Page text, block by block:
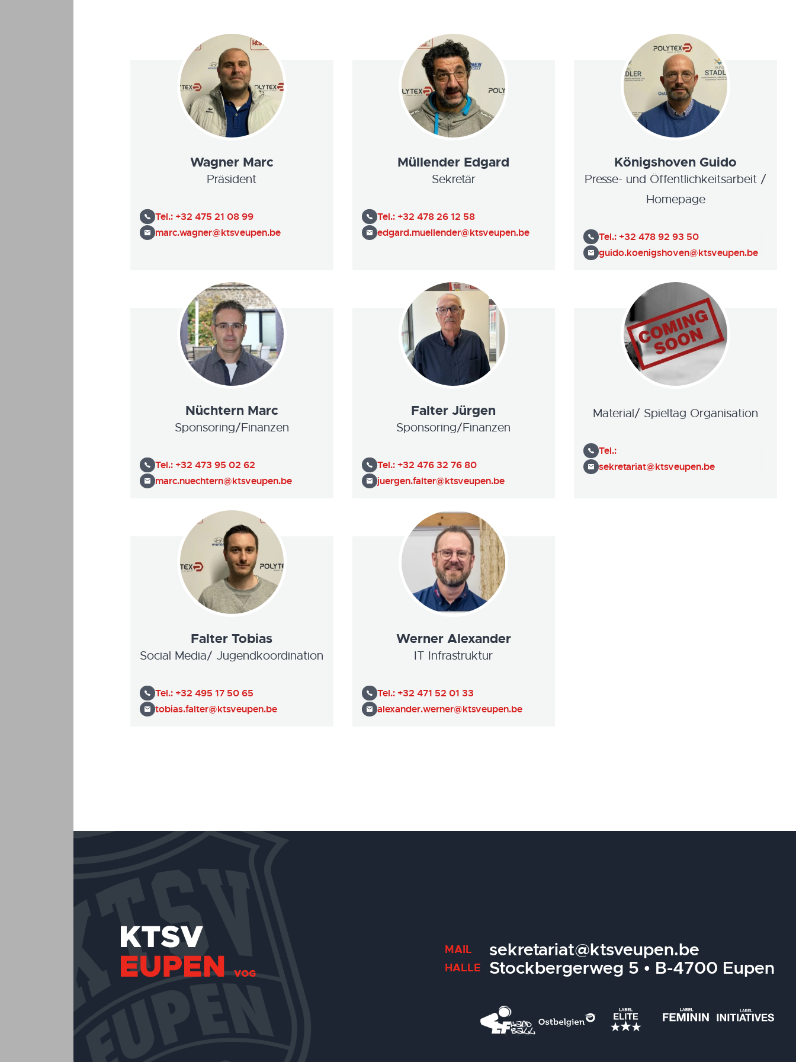
Wagner Marc
Präsident
Tel.: +32 475 21 08 99
marc.wagner@ktsveupen.be
Müllender Edgard
Sekretär
Tel.: +32 478 26 12 58
edgard.muellender@ktsveupen.be
Königshoven Guido
Presse- und Öffentlichkeitsarbeit /
Homepage
Tel.: +32 478 92 93 50
guido.koenigshoven@ktsveupen.be
Nüchtern Marc
Sponsoring/Finanzen
Tel.: +32 473 95 02 62
marc.nuechtern@ktsveupen.be
Falter Jürgen
Sponsoring/Finanzen
Tel.: +32 476 32 76 80
juergen.falter@ktsveupen.be
Material/ Spieltag Organisation
Tel.:
sekretariat@ktsveupen.be
Falter Tobias
Social Media/ Jugendkoordination
Tel.: +32 495 17 50 65
tobias.falter@ktsveupen.be
Werner Alexander
IT Infrastruktur
Tel.: +32 471 52 01 33
alexander.werner@ktsveupen.be
MAIL sekretariat@ktsveupen.be
HALLE Stockbergerweg 5 • B-4700 Eupen